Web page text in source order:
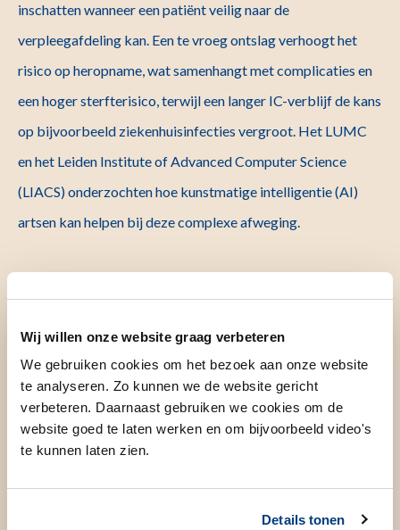
Wij willen onze website graag verbeteren
We gebruiken cookies om het bezoek aan onze website
te analyseren. Zo kunnen we de website gericht
verbeteren. Daarnaast gebruiken we cookies om de
website goed te laten werken en om bijvoorbeeld video's
te kunnen laten zien.
Details tonen
inschatten wanneer een patiënt veilig naar de
verpleegafdeling kan. Een te vroeg ontslag verhoogt het
risico op heropname, wat samenhangt met complicaties en
een hoger sterfterisico, terwijl een langer IC-verblijf de kans
op bijvoorbeeld ziekenhuisinfecties vergroot. Het LUMC
en het Leiden Institute of Advanced Computer Science
(LIACS) onderzochten hoe kunstmatige intelligentie (AI)
artsen kan helpen bij deze complexe afweging.
LUMC onderzoekt inzet van AI om
DNA-testen bij
baarmoederkanker slimmer in te
zetten
Subsidies voor immunotherapie en